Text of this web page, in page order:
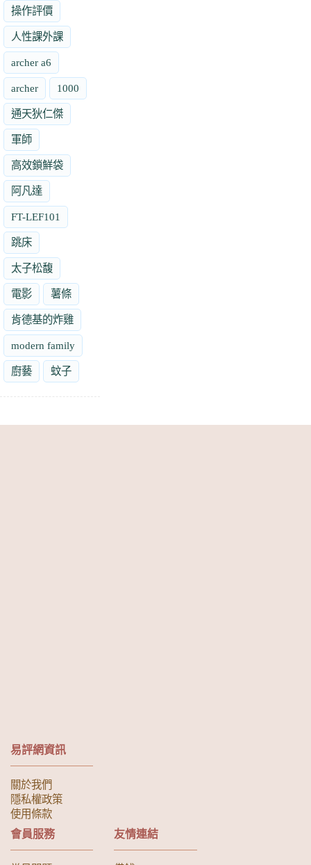
操作評價
人性課外課
archer a6
archer 1000
通天狄仁傑
軍師
高效鎖鮮袋
阿凡達
FT-LEF101
跳床
太子松馥
電影 薯條
肯德基的炸雞
modern family
廚藝 蚊子
易評網資訊
關於我們
隱私權政策
使用條款
會員服務 友情連結